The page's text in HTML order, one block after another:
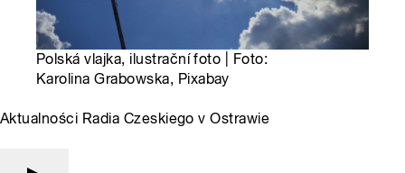
Polská vlajka, ilustrační foto | Foto:
Karolina Grabowska, Pixabay
Aktualności Radia Czeskiego v Ostrawie